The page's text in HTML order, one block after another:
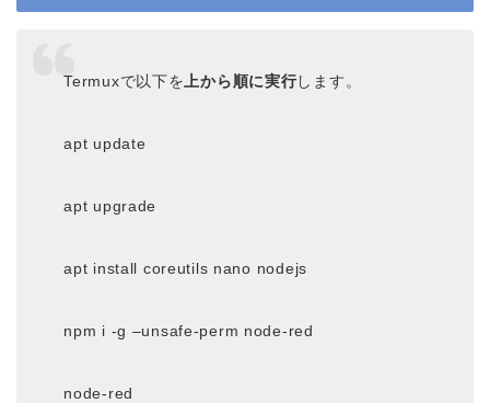
Termuxで以下を 上から順に実行します。
apt update
apt upgrade
apt install coreutils nano nodejs
npm i -g –unsafe-perm node-red
node-red